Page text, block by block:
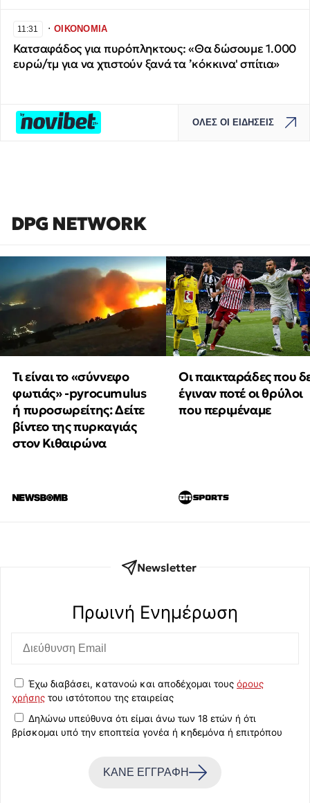
11:31 ∙ΟΙΚΟΝΟΜΙΑ
Κατσαφάδος για πυρόπληκτους: «Θα δώσουμε 1.000
ευρώ/τμ για να χτιστούν ξανά τα ’κόκκινα' σπίτια»
ΟΛΕΣ ΟΙ ΕΙΔΗΣΕΙΣ
DPG NETWORK
Τι είναι το «σύννεφο
φωτιάς» -pyrocumulus
ή πυροσωρείτης: Δείτε
βίντεο της πυρκαγιάς
στον Κιθαιρώνα
Οι παικταράδες που
έγιναν ποτέ οι θρύλοι
που περιμέναμε
Newsletter
Πρωινή Eνημέρωση
Έχω διαβάσει, κατανοώ και αποδέχομαι τους όρους
χρήσης του ιστότοπου της εταιρείας
Δηλώνω υπεύθυνα ότι είμαι άνω των 18 ετών ή ότι
βρίσκομαι υπό την εποπτεία γονέα ή κηδεμόνα ή επιτρόπου
ΚΑΝΕ ΕΓΓΡΑΦΗ